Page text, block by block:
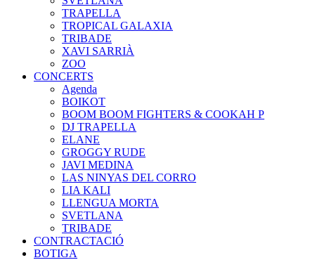
TRAPELLA
TROPICAL GALAXIA
TRIBADE
XAVI SARRIÀ
ZOO
CONCERTS
Agenda
BOIKOT
BOOM BOOM FIGHTERS & COOKAH P
DJ TRAPELLA
ELANE
GROGGY RUDE
JAVI MEDINA
LAS NINYAS DEL CORRO
LIA KALI
LLENGUA MORTA
SVETLANA
TRIBADE
CONTRACTACIÓ
BOTIGA